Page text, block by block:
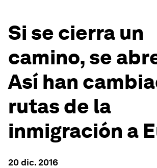
Si se cierra un
camino, se
Así han
rutas de la
inmigración a
20 dic. 2016